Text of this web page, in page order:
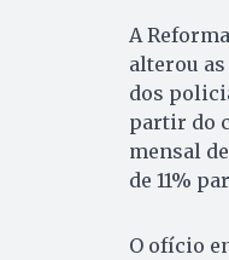
A
alterou
dos
partir do
mensal
de 11%
O ofício